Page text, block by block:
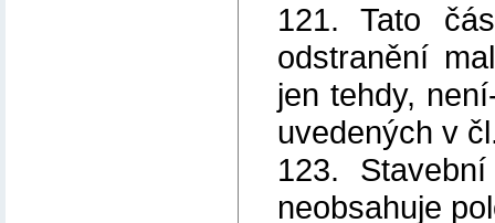
121. Tato
odstranění
jen tehdy,
uvedených v
123.
neobsahuje